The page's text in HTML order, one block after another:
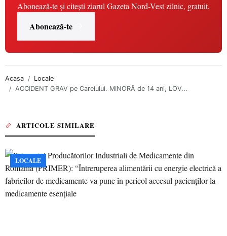
Abonează-te și citești ziarul Gazeta Nord-Vest zilnic, gratuit.
Abonează-te
Acasa
Locale
ACCIDENT GRAV pe Careiului. MINORĂ de 14 ani, LOV...
ARTICOLE SIMILARE
LOCALE